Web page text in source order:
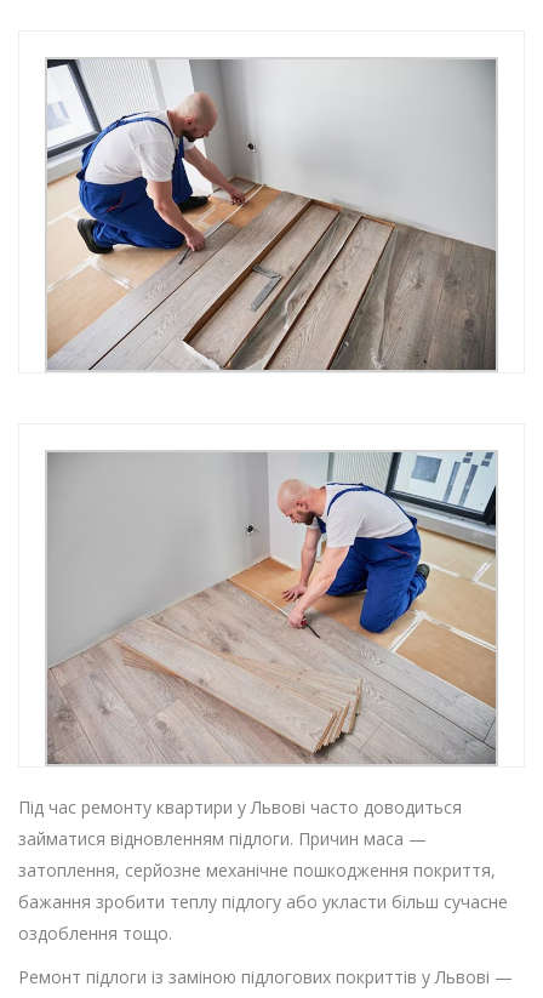
Під час ремонту квартири у Львові часто доводиться
займатися відновленням підлоги. Причин маса —
затоплення, серйозне механічне пошкодження покриття,
бажання зробити теплу підлогу або укласти більш сучасне
оздоблення тощо.
Ремонт підлоги із заміною підлогових покриттів у Львові —